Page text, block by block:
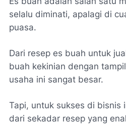
selalu diminati, apalagi di
puasa.
Dari resep es buah untuk
buah kekinian dengan
usaha ini sangat besar.
Tapi, untuk sukses di bisnis
dari sekadar resep yang